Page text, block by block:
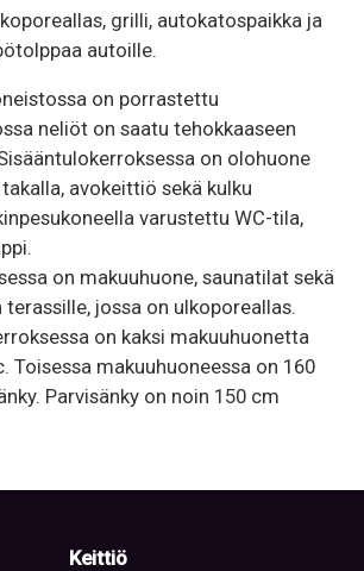
grilli, autokatospaikka ja
autoille.
on porrastettu
neliöt on saatu tehokkaaseen
on olohuone
avokeittiö sekä kulku
varustettu WC-tila,
on makuuhuone, saunatilat sekä
terassille, jossa on ulkoporeallas.
on kaksi makuuhuonetta
Toisessa makuuhuoneessa on 160
Parvisänky on noin 150 cm
Keittiö